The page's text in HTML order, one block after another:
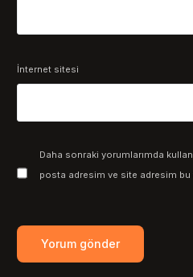
İnternet sitesi
Daha sonraki yorumlarımda
posta adresim ve site adresim bu